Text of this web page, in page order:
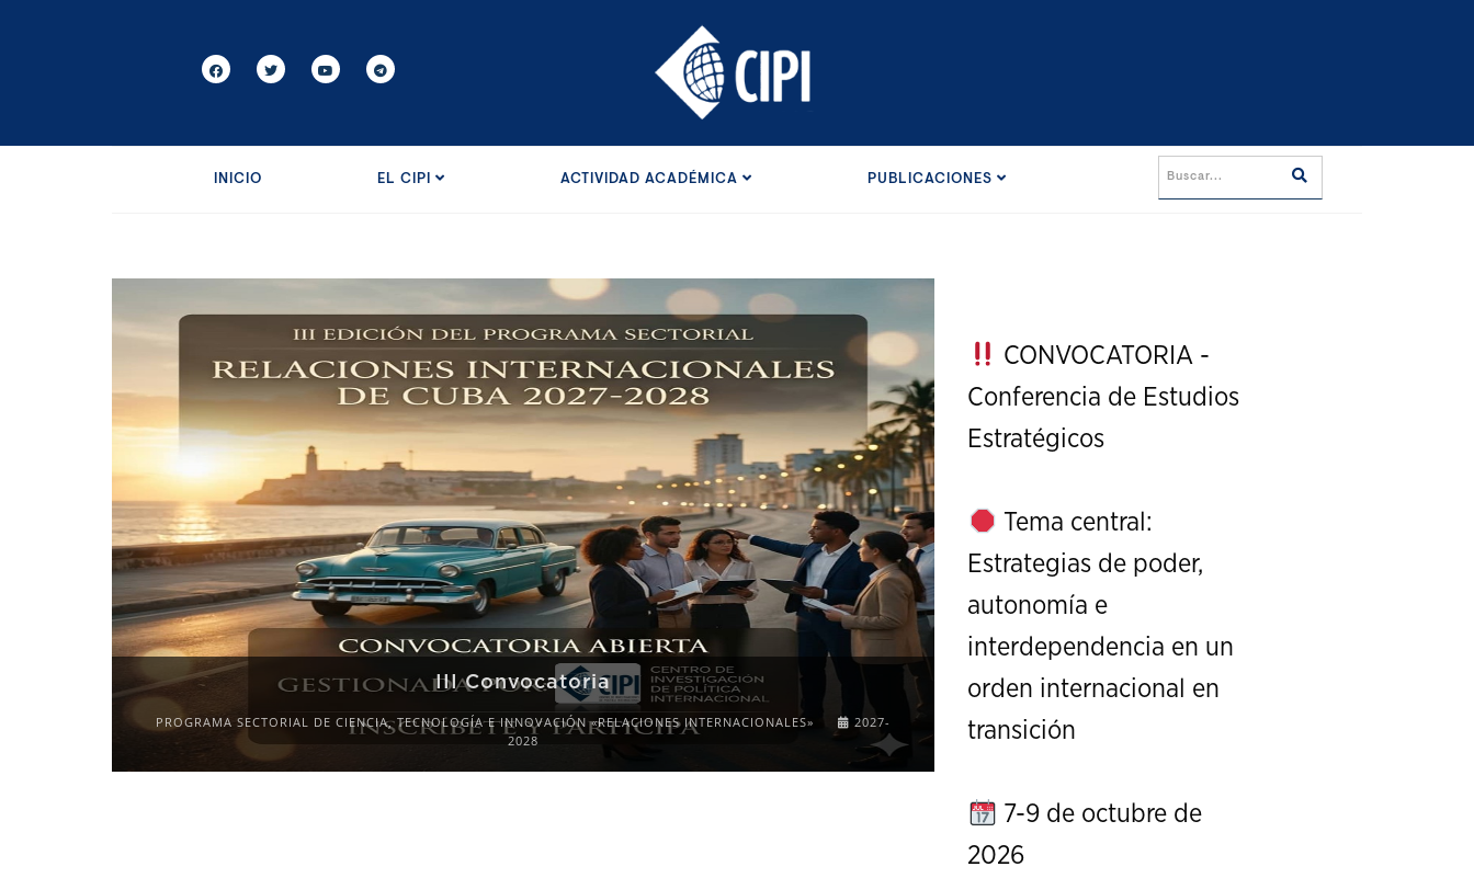
INICIO EL CIPI ACTIVIDAD ACADÉMICA PUBLICACIONES
2027-
XI Conference on Strategic Studies
CALL FOR PAPERS
CONVOCATORIA -
Conferencia de Estudios
Estratégicos
Tema central:
Estrategias de poder,
autonomía e
interdependencia en un
orden internacional en
transición
7-9 de octubre de
2026